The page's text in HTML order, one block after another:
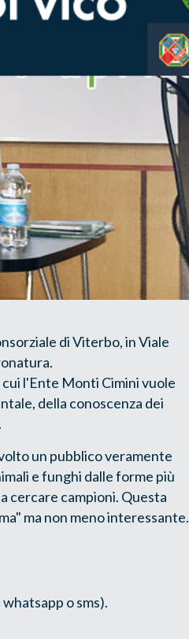
di Viterbo, in Viale
l'Ente Monti Cimini vuole
della conoscenza dei
un pubblico veramente
e funghi dalle forme più
cercare campioni. Questa
ma non meno interessante.
o sms).